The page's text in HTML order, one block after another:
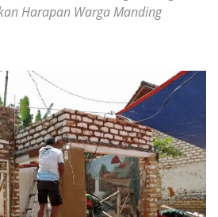
Harapan Warga Manding